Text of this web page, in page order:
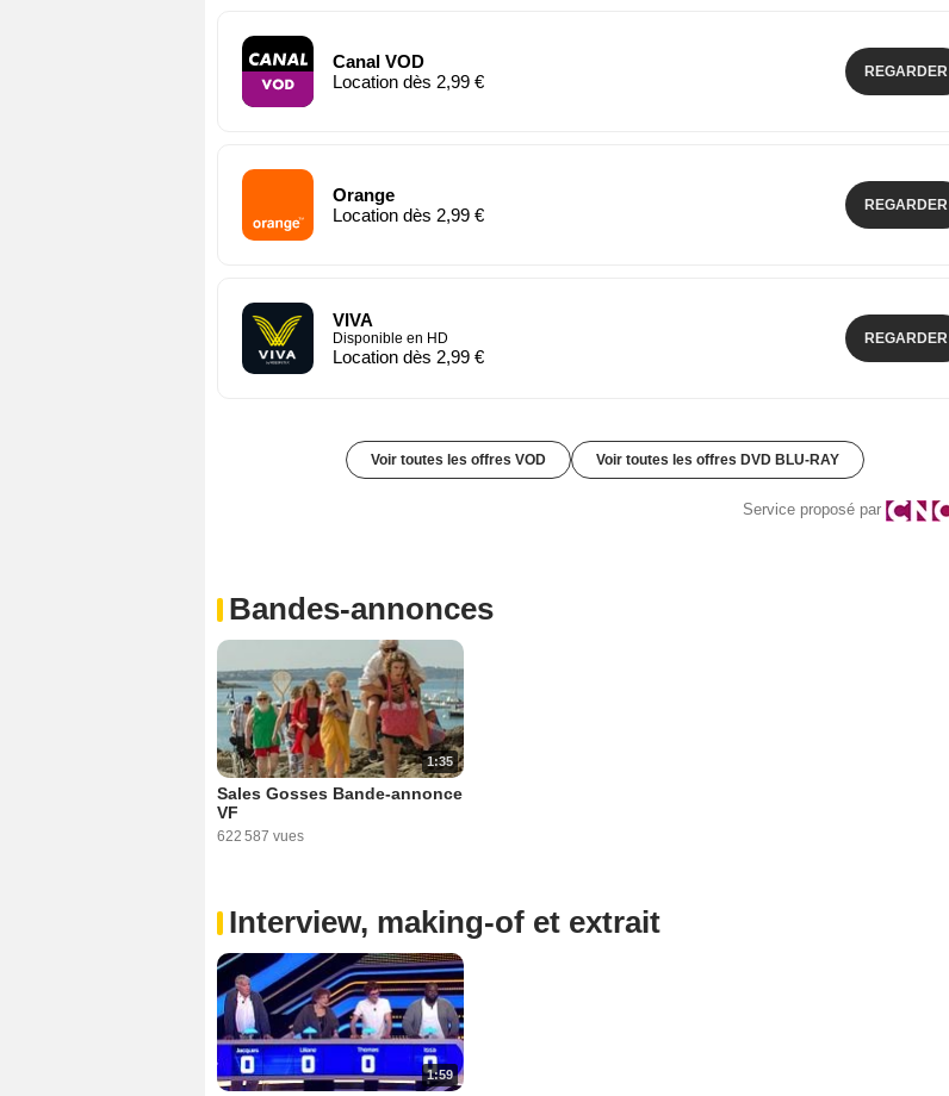
Canal VOD
Location dès 2,99 €
REGARDER
Orange
Location dès 2,99 €
REGARDER
VIVA
Disponible en HD
Location dès 2,99 €
REGARDER
Voir toutes les offres VOD Voir toutes les offres DVD BLU-RAY
Service proposé par
Bandes-annonces
1:35
Sales Gosses Bande-annonce
VF
622 587 vues
Interview, making-of et extrait
1:59